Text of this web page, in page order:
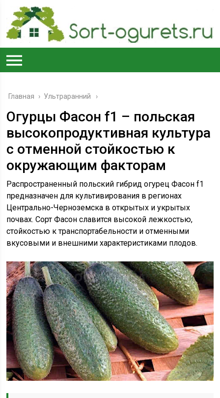
Главная › Ультраранний
Огурцы Фасон f1 – польская
высокопродуктивная культура
с отменной стойкостью к
окружающим факторам
Распространенный польский гибрид огурец Фасон f1
предназначен для культивирования в регионах
Центрально-Черноземска в открытых и укрытых
почвах. Сорт Фасон славится высокой лежкостью,
стойкостью к транспортабельности и отменными
вкусовыми и внешними характеристиками плодов.